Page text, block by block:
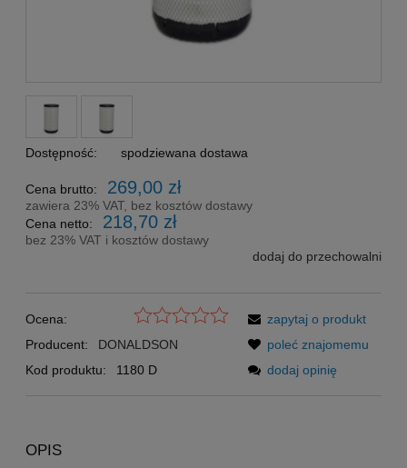
Dostępność: spodziewana dostawa
Cena brutto: 269,00 zł
zawiera 23% VAT, bez kosztów dostawy
Cena netto:
218,70 zł
bez 23% VAT i kosztów dostawy
dodaj do przechowalni
Ocena:
Producent:
DONALDSON
Kod produktu:
1180 D
zapytaj o produkt
poleć znajomemu
dodaj opinię
OPIS